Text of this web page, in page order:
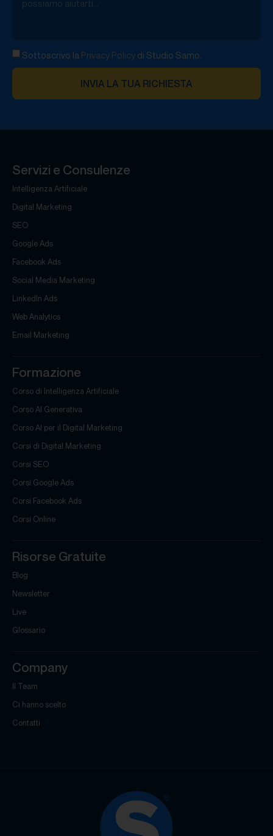
Sottoscrivo la Privacy Policy di Studio Samo.
INVIA LA TUA RICHIESTA
Servizi e Consulenze
Intelligenza Artificiale
Digital Marketing
SEO
Google Ads
Facebook Ads
Social Media Marketing
LinkedIn Ads
Web Analytics
Email Marketing
Formazione
Corso di Intelligenza Artificiale
Corso AI Generativa
Corso AI per il Digital Marketing
Corsi di Digital Marketing
Corsi SEO
Corsi Google Ads
Corsi Facebook Ads
Corsi Online
Risorse Gratuite
Blog
Newsletter
Live
Glossario
Company
Il Team
Ci hanno scelto
Contatti